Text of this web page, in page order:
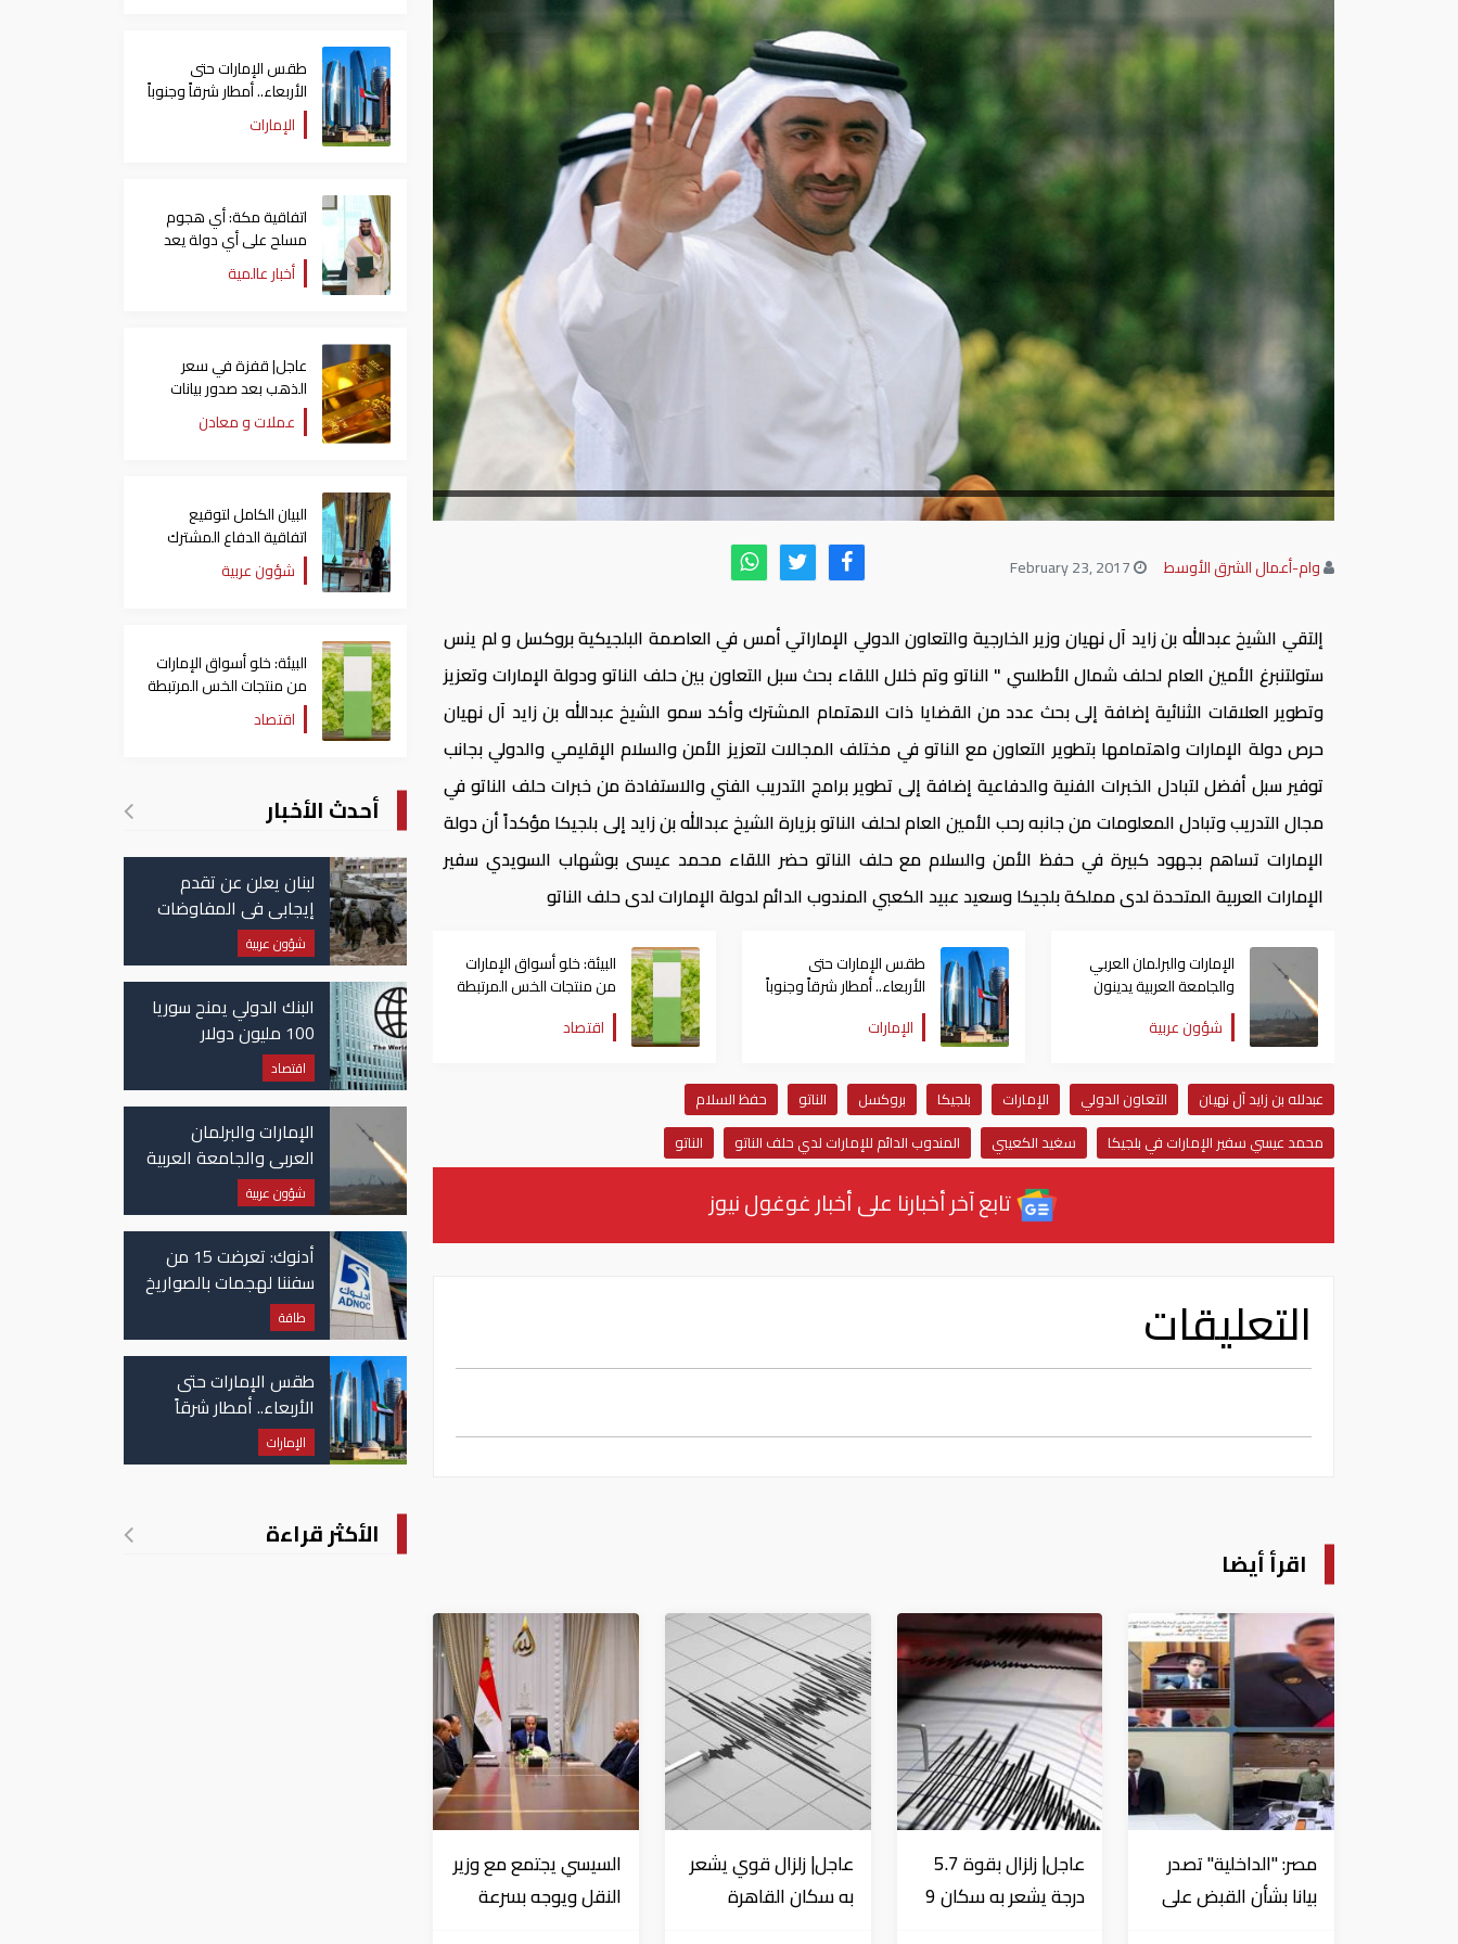
وام-أعمال الشرق الأوسط
إلتقي الشيخ عبدالله بن زايد آل نهيان وزير الخارجية والتعاون الدولي الإماراتي أمس في العاصمة البلجيكية بروكسل و لم ينس
ستولتنبرغ الأمين العام لحلف شمال الأطلسي " الناتو وتم خلال اللقاء بحث سبل التعاون بين حلف الناتو ودولة الإمارات وتعزيز
وتطوير العلاقات الثنائية إضافة إلى بحث عدد من القضايا ذات الاهتمام المشترك وأكد سمو الشيخ عبدالله بن زايد آل نهيان
حرص دولة الإمارات واهتمامها بتطوير التعاون مع الناتو في مختلف المجالات لتعزيز الأمن والسلام الإقليمي والدولي بجانب
توفير سبل أفضل لتبادل الخبرات الفنية والدفاعية إضافة إلى تطوير برامج التدريب الفني والاستفادة من خبرات حلف الناتو في
مجال التدريب وتبادل المعلومات من جانبه رحب الأمين العام لحلف الناتو بزيارة الشيخ عبدالله بن زايد إلى بلجيكا مؤكداً أن دولة
الإمارات تساهم بجهود كبيرة في حفظ الأمن والسلام مع حلف الناتو حضر اللقاء محمد عيسى بوشهاب السويدي سفير
الإمارات العربية المتحدة لدى مملكة بلجيكا وسعيد عبيد الكعبي المندوب الدائم لدولة الإمارات لدى حلف الناتو
الإمارات والبرلمان العربي
والجامعة العربية يدينون
الهجوم الحوثي على نجران
بالسعودية
شؤون عربية
طقس الإمارات حتى
الأربعاء.. أمطار شرقاً وجنوباً
وانخفاض تدريجي للحرارة
الإمارات
البيئة: خلو أسواق الإمارات
من منتجات الخس المرتبطة
بتفشي داء السيكلوسبورا
اقتصاد
عبدلله بن زايد آل نهيان التعاون الدولي الإمارات بلجيكا بروكسل الناتو
حفظ السلام
محمد عيسي سفير الإمارات في بلجيكا
سغيد الكعيبي المندوب الدائم للإمارات لدي حلف الناتو الناتو
تابع آخر أخبارنا على أخبار غوغول نيوز
التعليقات
اقرأ أيضا
مصر: "الداخلية" تصدر
بيانا بشأن القبض على
عاجل| زلزال بقوة 5.7
درجة يشعر به سكان 9
عاجل| زلزال قوي يشعر
به سكان القاهرة
السيسي يجتمع مع وزير
النقل ويوجه بسرعة
طقس الإمارات حتى
الأربعاء.. أمطار شرقاً وجنوباً
وانخفاض تدريجي للحرارة
الإمارات
اتفاقية مكة: أي هجوم
مسلح على أي دولة يعد
هجوما على الدول الثلاث
جميعا
أخبار عالمية
عاجل| قفزة في سعر
الذهب بعد صدور بيانات
الوظائف الأمريكية
عملات و معادن
البيان الكامل لتوقيع
اتفاقية الدفاع المشترك
بين السعودية وتركيا
وباكستان
شؤون عربية
البيئة: خلو أسواق الإمارات
من منتجات الخس المرتبطة
بتفشي داء السيكلوسبورا
اقتصاد
أحدث الأخبار
لبنان يعلن عن تقدم
إيجابي في المفاوضات
مع إسرائيل.. وأمريكا
تضغط لوقف النار في
غزة
شؤون عربية
البنك الدولي يمنح سوريا
100 مليون دولار
اقتصاد
الإمارات والبرلمان
العربي والجامعة العربية
يدينون الهجوم الحوثي
على نجران بالسعودية
شؤون عربية
أدنوك: تعرضت 15 من
سفننا لهجمات بالصواريخ
والطائرات المسيّرة منذ
بداية النزاع
طاقة
طقس الإمارات حتى
الأربعاء.. أمطار شرقاً
وجنوباً وانخفاض
تدريجي للحرارة
الإمارات
الأكثر قراءة